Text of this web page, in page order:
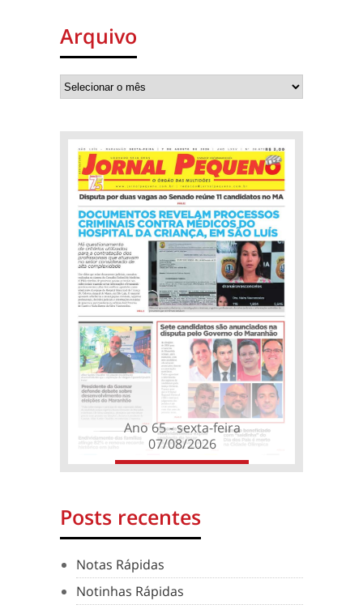
Arquivo
Ano 65 - sexta-feira
07/08/2026
Posts recentes
Notas Rápidas
Notinhas Rápidas